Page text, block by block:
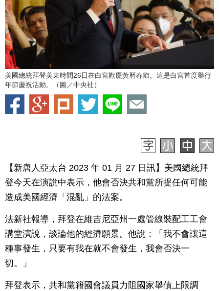
美國總統拜登美東時間26日在白宮歡慶黃曆春節。這是白宮首度舉行
年節慶祝活動。（圖／中央社）
【新唐人亞太台 2023 年 01 月 27 日訊】美國總統拜
登今天在演說中表示，他會否決共和黨所提任何可能
造成美國經濟「混亂」的法案。
法新社報導，拜登在維吉尼亞州一處管線裝配工工會
講堂演說，談論他的經濟願景。他說：「我不會讓這
種事發生，只要有我在就不會發生，我會否決一
切。」
拜登表示，共和黨籍國會議員力阻國家舉債上限調